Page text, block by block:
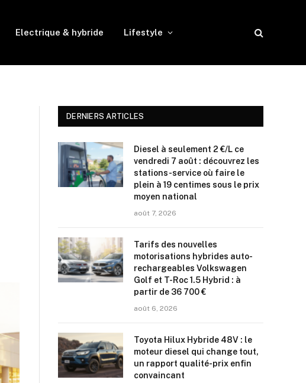
Electrique & hybride Lifestyle
DERNIERS ARTICLES
Diesel à seulement 2 €/L ce
vendredi 7 août : découvrez les
stations-service où faire le
plein à 19 centimes sous le prix
moyen national
août 7, 2026
Tarifs des nouvelles
motorisations hybrides auto-
rechargeables Volkswagen
Golf et T-Roc 1.5 Hybrid : à
partir de 36 700 €
août 6, 2026
Toyota Hilux Hybride 48V : le
moteur diesel qui change tout,
un rapport qualité-prix enfin
convaincant